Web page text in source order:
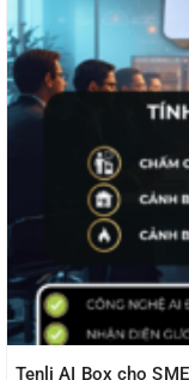
Tenli AI Box cho